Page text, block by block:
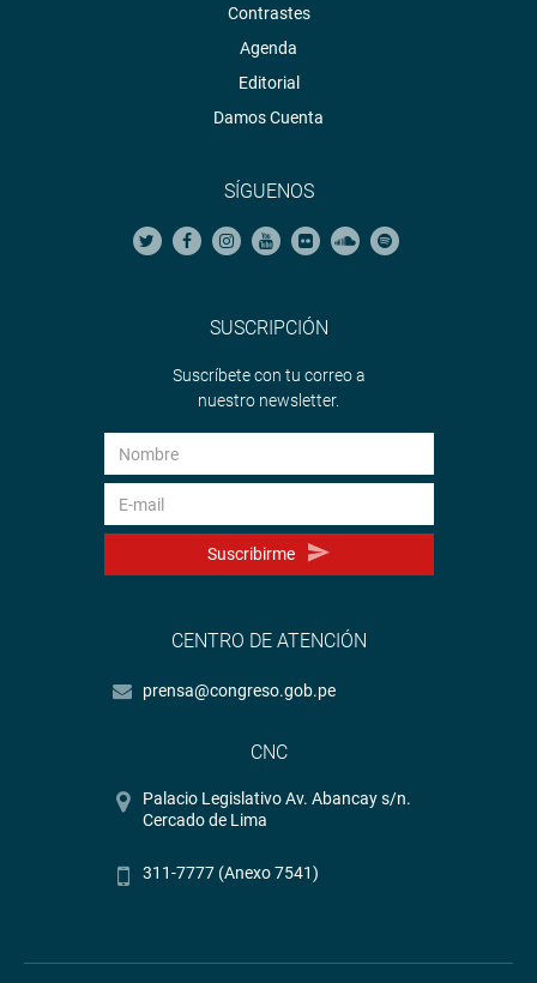
Contrastes
Agenda
Editorial
Damos Cuenta
SÍGUENOS
SUSCRIPCIÓN
Suscríbete con tu correo a
nuestro newsletter.
Suscribirme
CENTRO DE ATENCIÓN
prensa@congreso.gob.pe
CNC
Palacio Legislativo Av. Abancay s/n.
Cercado de Lima
311-7777 (Anexo 7541)